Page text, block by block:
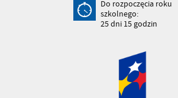
Do rozpoczęcia roku
szkolnego:
25dni 15godzin